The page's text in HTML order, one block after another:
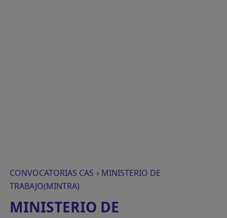
CONVOCATORIAS CAS › MINISTERIO DE
TRABAJO(MINTRA)
MINISTERIO DE